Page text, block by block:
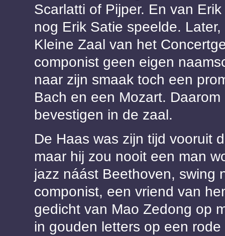
Scarlatti of Pijper. En van
nog Erik Satie speelde.
Kleine Zaal van het
componist geen eigen
naar zijn smaak toch een
Bach en een Mozart.
bevestigen in de zaal.
De Haas was zijn tijd vooruit
maar hij zou nooit een man
jazz náást Beethoven, swing
componist, een vriend van
gedicht van Mao Zedong op
in gouden letters op een